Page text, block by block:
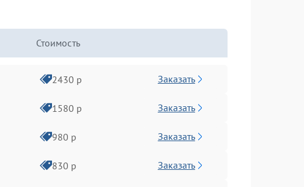
Стоимость
2430 р Заказать
1580 р Заказать
980 р Заказать
830 р Заказать